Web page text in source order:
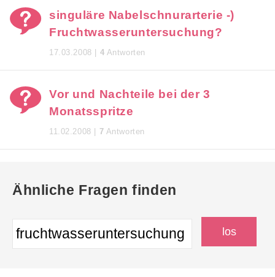
singuläre Nabelschnurarterie -)
Fruchtwasseruntersuchung?
17.03.2008 | 4 Antworten
Vor und Nachteile bei der 3
Monatsspritze
11.02.2008 | 7 Antworten
Ähnliche Fragen finden